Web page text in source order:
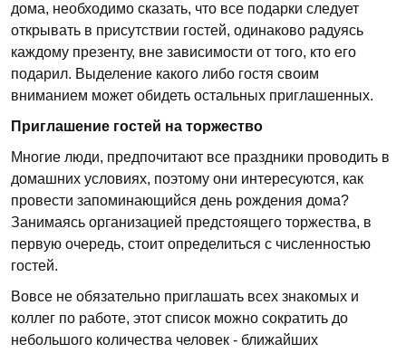
дома, необходимо сказать, что все подарки следует
открывать в присутствии гостей, одинаково радуясь
каждому презенту, вне зависимости от того, кто его
подарил. Выделение какого либо гостя своим
вниманием может обидеть остальных приглашенных.
Приглашение гостей на торжество
Многие люди, предпочитают все праздники проводить в
домашних условиях, поэтому они интересуются, как
провести запоминающийся день рождения дома?
Занимаясь организацией предстоящего торжества, в
первую очередь, стоит определиться с численностью
гостей.
Вовсе не обязательно приглашать всех знакомых и
коллег по работе, этот список можно сократить до
небольшого количества человек - ближайших